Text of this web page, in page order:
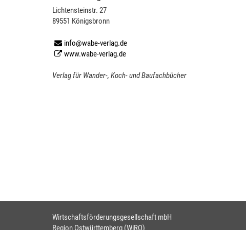
Lichtensteinstr. 27
89551 Königsbronn
info@wabe-verlag.de
www.wabe-verlag.de
Verlag für Wander-, Koch- und Baufachbücher
Wirtschaftsförderungsgesellschaft mbH
Region Ostwürttemberg (WiRO)